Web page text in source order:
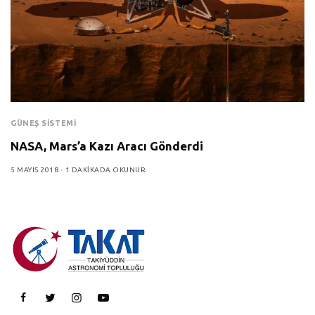
GÜNEŞ SISTEMI
NASA, Mars’a Kazı Aracı Gönderdi
5 MAYIS 2018 1 DAKIKADA OKUNUR